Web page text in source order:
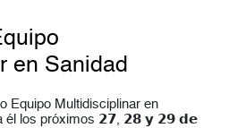
en Sanidad
Equipo Multidisciplinar en
él los próximos 𝟮𝟳, 𝟮𝟴 𝘆 𝟮𝟵 𝗱𝗲